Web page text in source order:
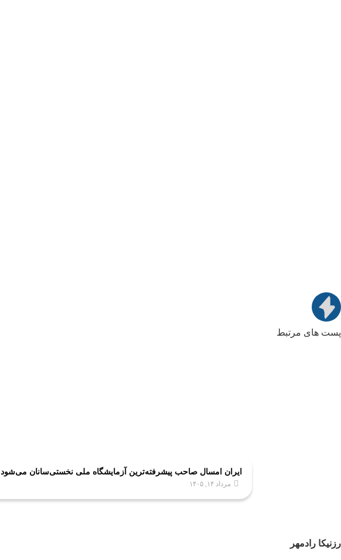
پست های مرتبط
ایران امسال صاحب پیشرفته‌ترین آزمایشگاه ملی نخستی‌سانان می‌شود
مرداد ۱۴, ۱۴۰۵
رزنیکا رادمهر